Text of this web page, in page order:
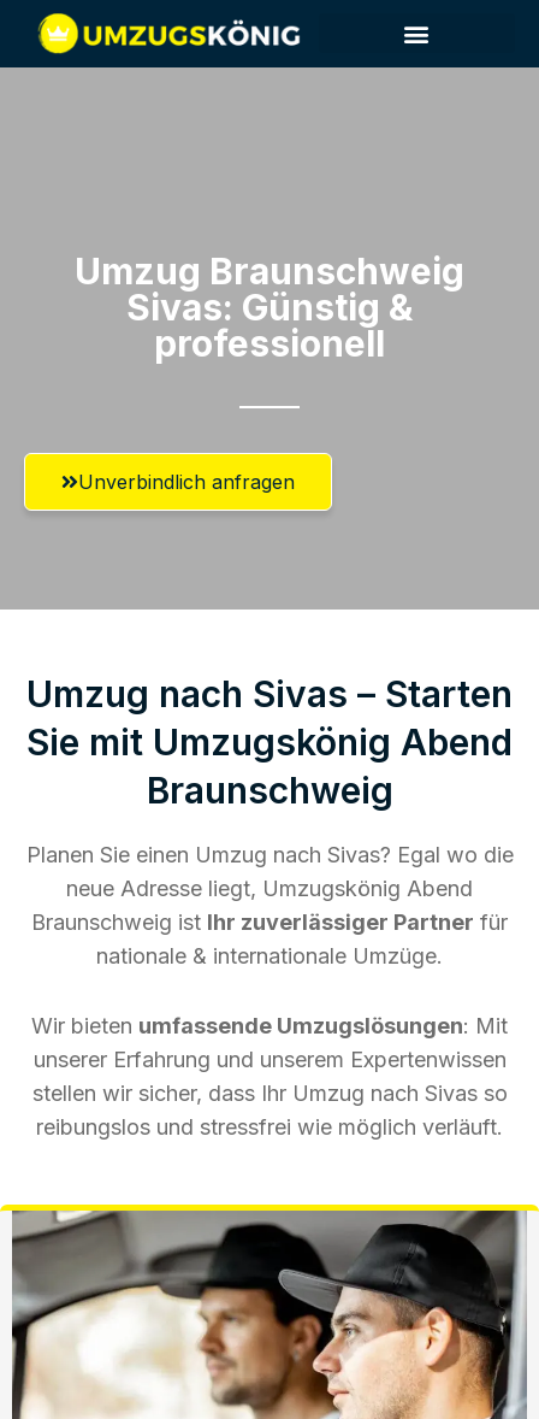
Umzug Braunschweig​
Sivas: Günstig &
professionell​
Unverbindlich anfragen
Umzug nach Sivas – Starten
Sie mit Umzugskönig Abend
Braunschweig
Planen Sie einen Umzug nach Sivas? Egal wo die
neue Adresse liegt, Umzugskönig Abend
Braunschweig ist Ihr zuverlässiger Partner für
nationale & internationale Umzüge.
Wir bieten umfassende Umzugslösungen: Mit
unserer Erfahrung und unserem Expertenwissen
stellen wir sicher, dass Ihr Umzug nach Sivas so
reibungslos und stressfrei wie möglich verläuft.